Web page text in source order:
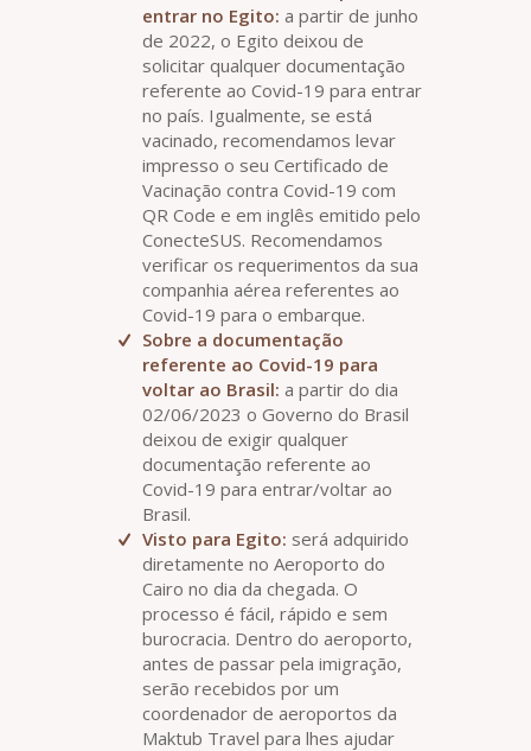
entrar no Egito: a partir de junho
de 2022, o Egito deixou de
solicitar qualquer documentação
referente ao Covid-19 para entrar
no país. Igualmente, se está
vacinado, recomendamos levar
impresso o seu Certificado de
Vacinação contra Covid-19 com
QR Code e em inglês emitido pelo
ConecteSUS. Recomendamos
verificar os requerimentos da sua
companhia aérea referentes ao
Covid-19 para o embarque.
Sobre a documentação
referente ao Covid-19 para
voltar ao Brasil: a partir do dia
02/06/2023 o Governo do Brasil
deixou de exigir qualquer
documentação referente ao
Covid-19 para entrar/voltar ao
Brasil.
Visto para Egito: será adquirido
diretamente no Aeroporto do
Cairo no dia da chegada. O
processo é fácil, rápido e sem
burocracia. Dentro do aeroporto,
antes de passar pela imigração,
serão recebidos por um
coordenador de aeroportos da
Maktub Travel para lhes ajudar